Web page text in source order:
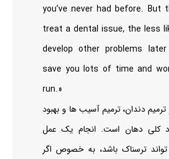
you’ve never had before. But
treat a dental issue, the less
develop other problems
save you lots of time and
run.»
دندان، ترمیم آسیب ها و بهبود
کلی دهان است. انجام یک عمل
ترسناک باشد، به خصوص اگر